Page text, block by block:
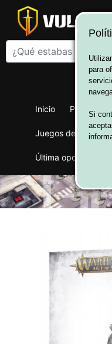
Inicio Productos
Juegos de cartas
Última oportunidad
para
Si